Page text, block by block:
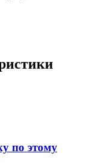
по этому